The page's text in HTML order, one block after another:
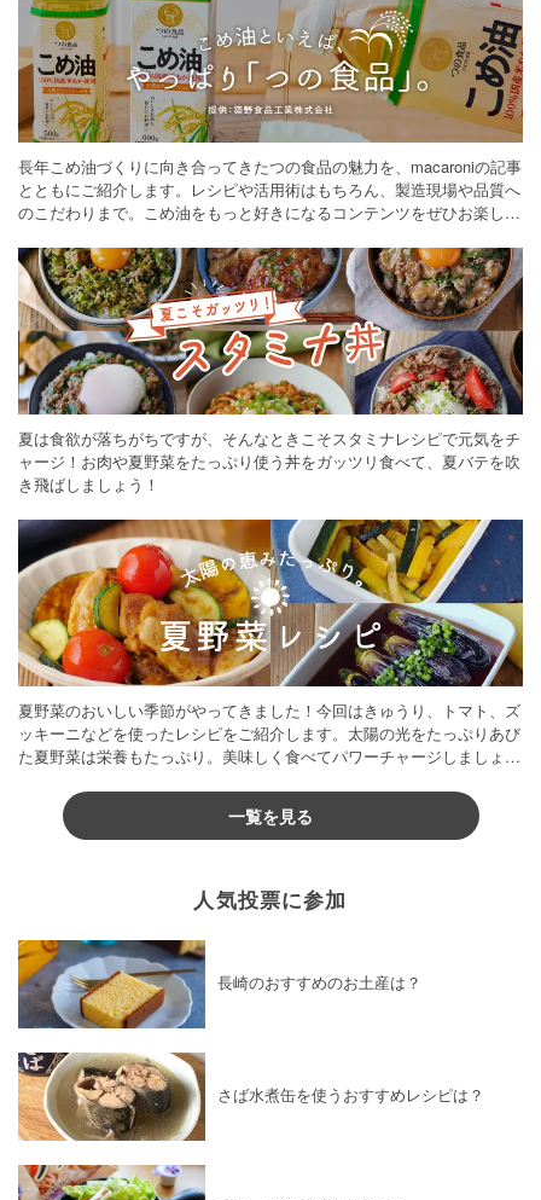
長年こめ油づくりに向き合ってきたつの食品の魅力を、macaroniの記事
とともにご紹介します。レシピや活用術はもちろん、製造現場や品質へ
のこだわりまで。こめ油をもっと好きになるコンテンツをぜひお楽しみ
夏は食欲が落ちがちですが、そんなときこそスタミナレシピで元気をチ
ャージ！お肉や夏野菜をたっぷり使う丼をガッツリ食べて、夏バテを吹
き飛ばしましょう！
夏野菜のおいしい季節がやってきました！今回はきゅうり、トマト、ズ
ッキーニなどを使ったレシピをご紹介します。太陽の光をたっぷりあび
た夏野菜は栄養もたっぷり。美味しく食べてパワーチャージしましょう
一覧を見る
人気投票に参加
長崎のおすすめのお土産は？
さば水煮缶を使うおすすめレシピは？